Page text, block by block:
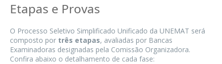
Etapas e Provas
O Processo Seletivo Simplificado Unificado da UNEMAT será
composto por três etapas, avaliadas por Bancas
Examinadoras designadas pela Comissão Organizadora.
Confira abaixo o detalhamento de cada fase: